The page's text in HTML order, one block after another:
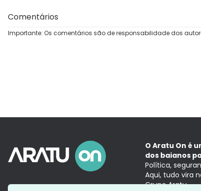
Comentários
Importante: Os comentários são de responsabilidade dos
O Aratu On é
dos baianos
Política,
Aqui, tudo vira
Grupo Aratu